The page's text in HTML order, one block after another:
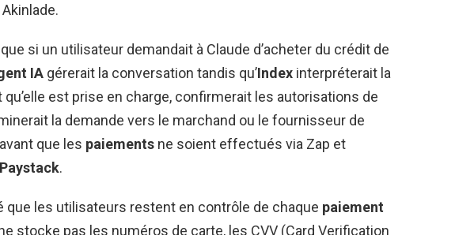
si un utilisateur demandait à Claude d’acheter du crédit de
IA gérerait la conversation tandis qu’Index interpréterait la
qu’elle est prise en charge, confirmerait les autorisations de
la demande vers le marchand ou le fournisseur de
que les paiements ne soient effectués via Zap et
.
que les utilisateurs restent en contrôle de chaque paiement
stocke pas les numéros de carte, les CVV (Card Verification